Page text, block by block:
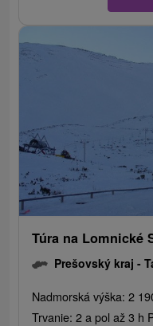
Túra na Lomnické
Prešovský kraj -
Nadmorská výška: 2
Trvanie: 2 a pol až 3 h